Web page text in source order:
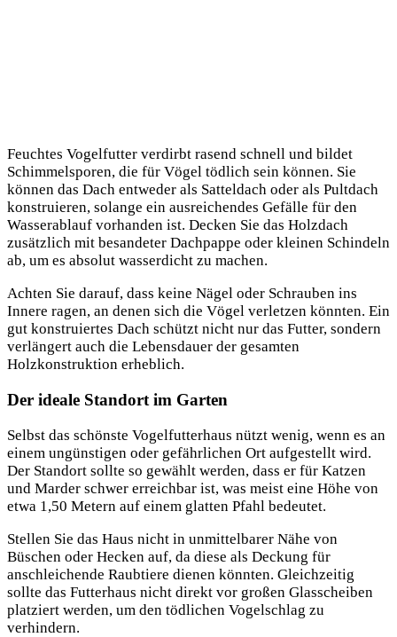
Feuchtes Vogelfutter verdirbt rasend schnell und bildet
Schimmelsporen, die für Vögel tödlich sein können. Sie
können das Dach entweder als Satteldach oder als Pultdach
konstruieren, solange ein ausreichendes Gefälle für den
Wasserablauf vorhanden ist. Decken Sie das Holzdach
zusätzlich mit besandeter Dachpappe oder kleinen Schindeln
ab, um es absolut wasserdicht zu machen.
Achten Sie darauf, dass keine Nägel oder Schrauben ins
Innere ragen, an denen sich die Vögel verletzen könnten. Ein
gut konstruiertes Dach schützt nicht nur das Futter, sondern
verlängert auch die Lebensdauer der gesamten
Holzkonstruktion erheblich.
Der ideale Standort im Garten
Selbst das schönste Vogelfutterhaus nützt wenig, wenn es an
einem ungünstigen oder gefährlichen Ort aufgestellt wird.
Der Standort sollte so gewählt werden, dass er für Katzen
und Marder schwer erreichbar ist, was meist eine Höhe von
etwa 1,50 Metern auf einem glatten Pfahl bedeutet.
Stellen Sie das Haus nicht in unmittelbarer Nähe von
Büschen oder Hecken auf, da diese als Deckung für
anschleichende Raubtiere dienen könnten. Gleichzeitig
sollte das Futterhaus nicht direkt vor großen Glasscheiben
platziert werden, um den tödlichen Vogelschlag zu
verhindern.